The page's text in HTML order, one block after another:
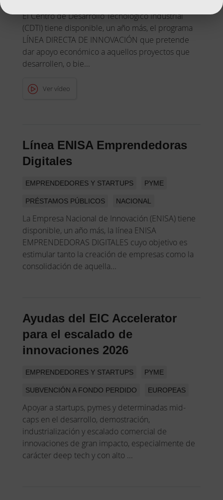
El Centro de Desarrollo Tecnológico Industrial
(CDTI) tiene disponible, un año más, el programa
LÍNEA DIRECTA DE INNOVACIÓN que pretende
dar apoyo económico a aquellos proyectos que
desarrollen, o bie...
Ver vídeo
Línea ENISA Emprendedoras
Digitales
EMPRENDEDORES Y STARTUPS PYME
PRÉSTAMOS PÚBLICOS NACIONAL
La Empresa Nacional de Innovación (ENISA) tiene
disponible, un año más, la línea ENISA
EMPRENDEDORAS DIGITALES cuyo objetivo es
estimular tanto la creación de empresas como la
consolidación de aquella...
Ayudas del EIC Accelerator
para el escalado de
innovaciones 2026
EMPRENDEDORES Y STARTUPS PYME
SUBVENCIÓN A FONDO PERDIDO EUROPEAS
Apoyar a startups, pymes y determinadas mid-
caps en el desarrollo, demostración,
industrialización y escalado comercial de
innovaciones de gran impacto, especialmente de
carácter deep tech y con alto ...